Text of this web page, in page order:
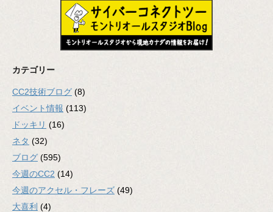
カテゴリー
CC2技術ブログ (8)
イベント情報 (113)
ドッキリ (16)
ネタ (32)
ブログ (595)
今週のCC2 (14)
今週のアクセル・フレーズ (49)
大喜利 (4)